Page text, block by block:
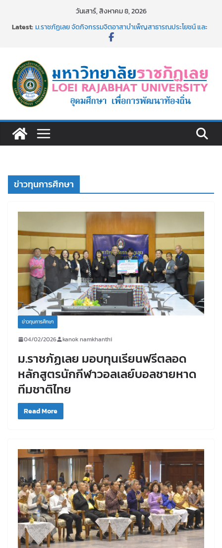
วันเสาร์, สิงหาคม 8, 2026
Latest:ม.ราชภัฏเลย จัดกิจกรรมจิตอาสาบำเพ็ญสาธารณประโยชน์ และ
เงินรายได้
ม.ราชภัฏเลย จัดมหกรรมวิชาการ เปิดบ้าน LRU ครั้งที่ 4 เปิดให้
นักเรียนมัธยมปลายค้นหาสาขาวิชาในฝัน สู่อนาคตที่ใช่
อธิการบดี มรภ.เลย ร่วมประชุมชี้แจงกับคณะอนุกรรมาธิการ
ประจำปีงบประมาณ พ.ศ. 2570
๑,๙๗๒ ชุด โดยวิธีเฉพาะเจาะจง
ข่าวทุนการศึกษา
ข่าวทุนการศึกษา
04/02/2026 kanok namkhanthi
ม.ราชภัฏเลย มอบทุนเรียนฟรีตลอด
หลักสูตรนักกีฬาวอลเลย์บอลชายหาด
ทีมชาติไทย
Read More